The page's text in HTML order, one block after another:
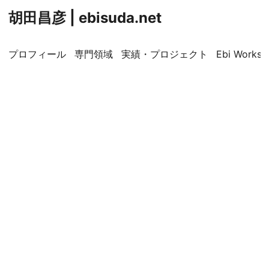
胡田昌彦 | ebisuda.net
プロフィール 専門領域 実績・プロジェクト Ebi